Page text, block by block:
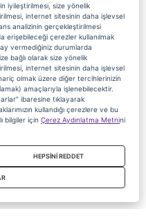
iyileştirilmesi, size yönelik
internet sitesinin daha işlevsel
analizinin gerçekleştirilmesi
erişebileceği çerezler kullanılmak
vermediğiniz durumlarda
bağlı olarak size yönelik
internet sitesinin daha işlevsel
olmak üzere diğer tercihlerinizin
amaçlarıyla işlenebilecektir.
ibaresine tıklayarak
kullandığı çerezlere ve bu
bilgiler için Çerez Aydınlatma Metnini
HEPSİNİ REDDET